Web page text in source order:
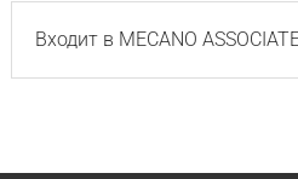
Входит в MECANO